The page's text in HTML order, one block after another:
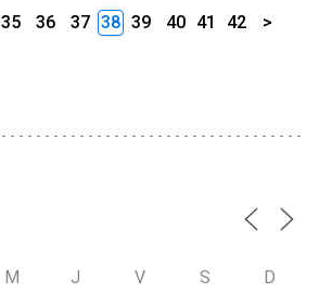
35 36 37 38 39 40 41 42 >
M J V S D